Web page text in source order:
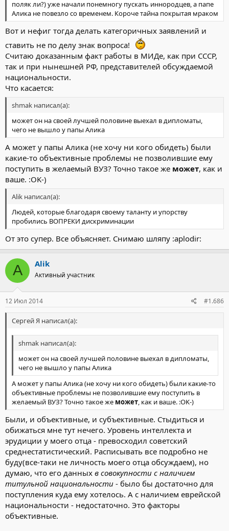
поляк ли?) уже начали понемногу пускать иннородцев, а папе
Алика не повезло со временем. Короче тайна покрытая мраком
Вот и нефиг тогда делать категоричных заявлений и
ставить не по делу знак вопроса!
Считаю доказанным факт работы в МИДе, как при СССР,
так и при нынешней РФ, представителей обсуждаемой
национальности.
Что касается:
shmak написал(а):
может он на своей лучшей половине выехал в дипломаты,
чего не вышло у папы Алика
А может у папы Алика (не хочу ни кого обидеть) были
какие-то объективные проблемы не позволившие ему
поступить в желаемый ВУЗ? Точно такое же может, как и
ваше. :OK-)
Alik написал(а):
Людей, которые благодаря своему таланту и упорству
пробились ВОПРЕКИ дискриминации
От это супер. Все объясняет. Снимаю шляпу :aplodir:
A Alik
Активный участник
12 Июл 2014 #1.686
Сергей Я написал(а):
shmak написал(а):
может он на своей лучшей половине выехал в дипломаты,
чего не вышло у папы Алика
А может у папы Алика (не хочу ни кого обидеть) были какие-то
объективные проблемы не позволившие ему поступить в
желаемый ВУЗ? Точно такое же может, как и ваше. :OK-)
Были, и объективные, и субъективные. Стыдиться и
обижаться мне тут нечего. Уровень интеллекта и
эрудиции у моего отца - превосходил советский
среднестатистический. Расписывать все подробно не
буду(все-таки не личность моего отца обсуждаем), но
думаю, что его данных в совокупности с наличием
титульной национальности - было бы достаточно для
поступления куда ему хотелось. А с наличием еврейской
национальности - недостаточно. Это факторы
объективные.